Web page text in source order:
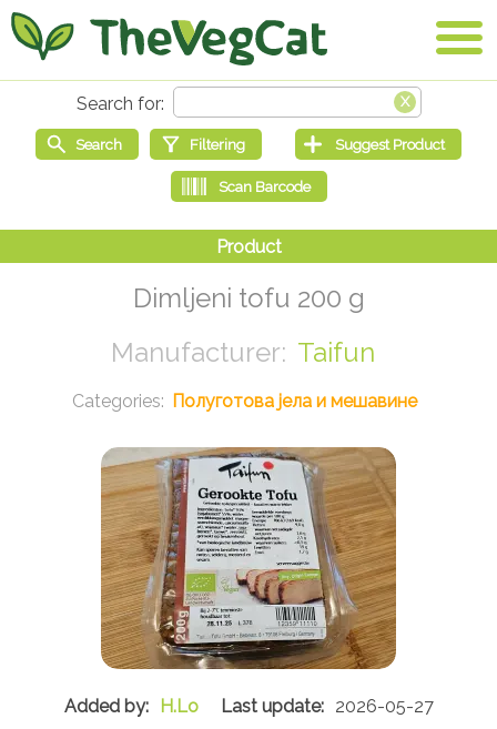
Dimljeni tofu 200 g
Taifun
Полуготова јела и мешавине
H.Lo 2026-05-27